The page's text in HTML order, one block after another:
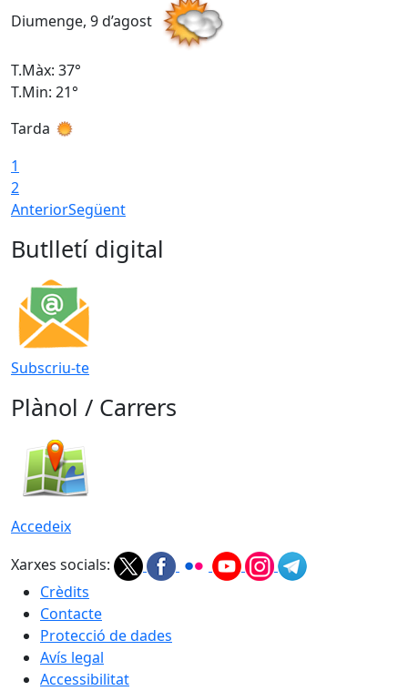
Diumenge, 9 d’agost
T.Màx: 37°
T.Min: 21°
Tarda
1
2
AnteriorSegüent
Butlletí digital
Subscriu-te
Plànol / Carrers
Accedeix
Xarxes socials:
Crèdits
Contacte
Protecció de dades
Avís legal
Accessibilitat